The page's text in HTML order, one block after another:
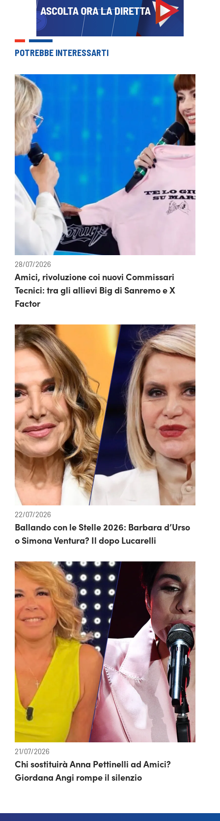
POTREBBE INTERESSARTI
28/07/2026
Amici, rivoluzione coi nuovi Commissari
Tecnici: tra gli allievi Big di Sanremo e X
Factor
22/07/2026
Ballando con le Stelle 2026: Barbara d’Urso
o Simona Ventura? Il dopo Lucarelli
21/07/2026
Chi sostituirà Anna Pettinelli ad Amici?
Giordana Angi rompe il silenzio